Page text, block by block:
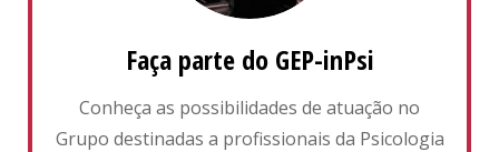
Faça parte do GEP-inPsi
Conheça as possibilidades de atuação no
Grupo destinadas a profissionais da Psicologia